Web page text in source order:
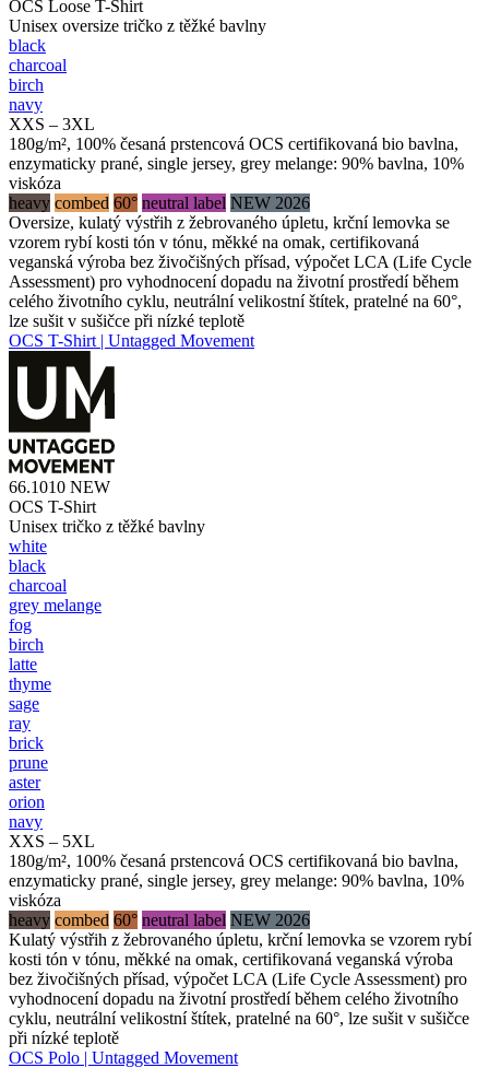
OCS Loose T-Shirt
Unisex oversize tričko z těžké bavlny
black
charcoal
birch
navy
XXS – 3XL
180g/m², 100% česaná prstencová OCS certifikovaná bio bavlna,
enzymaticky prané, single jersey, grey melange: 90% bavlna, 10%
viskóza
heavy combed 60° neutral label NEW 2026
Oversize, kulatý výstřih z žebrovaného úpletu, krční lemovka se
vzorem rybí kosti tón v tónu, měkké na omak, certifikovaná
veganská výroba bez živočišných přísad, výpočet LCA (Life Cycle
Assessment) pro vyhodnocení dopadu na životní prostředí během
celého životního cyklu, neutrální velikostní štítek, pratelné na 60°,
lze sušit v sušičce při nízké teplotě
OCS T-Shirt | Untagged Movement
66.1010 NEW
OCS T-Shirt
Unisex tričko z těžké bavlny
white
black
charcoal
grey melange
fog
birch
latte
thyme
sage
ray
brick
prune
aster
orion
navy
XXS – 5XL
180g/m², 100% česaná prstencová OCS certifikovaná bio bavlna,
enzymaticky prané, single jersey, grey melange: 90% bavlna, 10%
viskóza
heavy combed 60° neutral label NEW 2026
Kulatý výstřih z žebrovaného úpletu, krční lemovka se vzorem rybí
kosti tón v tónu, měkké na omak, certifikovaná veganská výroba
bez živočišných přísad, výpočet LCA (Life Cycle Assessment) pro
vyhodnocení dopadu na životní prostředí během celého životního
cyklu, neutrální velikostní štítek, pratelné na 60°, lze sušit v sušičce
při nízké teplotě
OCS Polo | Untagged Movement